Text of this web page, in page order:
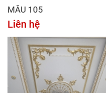
MẪU 105
Liên hệ